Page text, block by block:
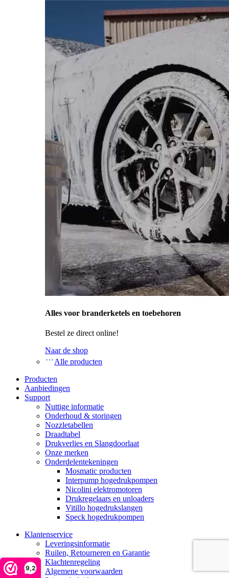
9,2
Alles voor branderketels en toebehoren
Bestel ze direct online!
Naar de shop
Alle producten
Producten
Aanbiedingen
Support
Nuttige informatie
Onderhoud & storingen
Nozzletabellen
Draadtabel
Drukverlies en Slangdoorlaat
Onze merken
Onderdelentekeningen
Mosmatic producten
Interpump hogedrukpompen
Nicolini elektromotoren
Drukregelaars en unloaders
Vitillo hogedrukslangen
Speck hogedrukpompen
Klantenservice
Leveringsinformatie
Ruilen, Retourneren en Garantie
Klachtenregeling
Algemene voorwaarden